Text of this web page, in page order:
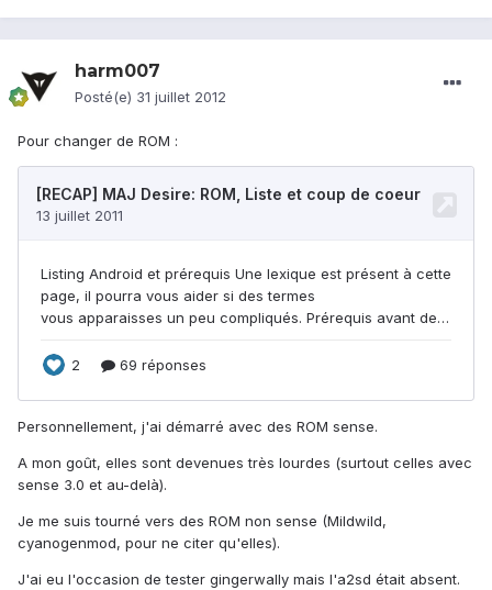
harm007
Posté(e) 31 juillet 2012
Pour changer de ROM :
Personnellement, j'ai démarré avec des ROM sense.
A mon goût, elles sont devenues très lourdes (surtout celles avec
sense 3.0 et au-delà).
Je me suis tourné vers des ROM non sense (Mildwild,
cyanogenmod, pour ne citer qu'elles).
J'ai eu l'occasion de tester gingerwally mais l'a2sd était absent.